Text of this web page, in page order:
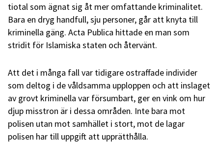
tiotal som ägnat sig åt mer omfattande kriminalitet.
Bara en dryg handfull, sju personer, går att knyta till
kriminella gäng. Acta Publica hittade en man som
stridit för Islamiska staten och återvänt.
Att det i många fall var tidigare ostraffade individer
som deltog i de våldsamma upploppen och att inslaget
av grovt kriminella var försumbart, ger en vink om hur
djup misstron är i dessa områden. Inte bara mot
polisen utan mot samhället i stort, mot de lagar
polisen har till uppgift att upprätthålla.